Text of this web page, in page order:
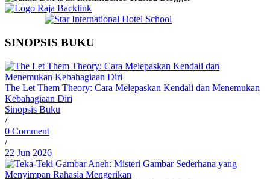
SINOPSIS BUKU
The Let Them Theory: Cara Melepaskan Kendali dan Menemukan
Kebahagiaan Diri
Sinopsis Buku
/
0 Comment
/
22 Jun 2026